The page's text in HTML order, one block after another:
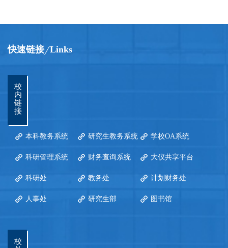
快速链接 Links
校
内
链
接
本科教务系统 研究生教务系统 学校OA系统
科研管理系统 财务查询系统 大仪共享平台
科研处 教务处 计划财务处
人事处 研究生部 图书馆
校